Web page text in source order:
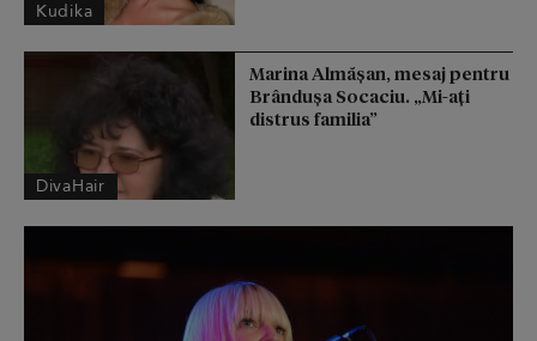
Kudika
DivaHair
Marina Almășan, mesaj pentru
Brândușa Socaciu. „Mi-ați
distrus familia”